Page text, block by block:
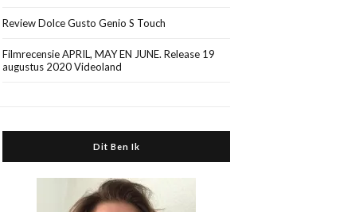
Review Dolce Gusto Genio S Touch
Filmrecensie APRIL, MAY EN JUNE. Release 19
augustus 2020 Videoland
Dit Ben Ik